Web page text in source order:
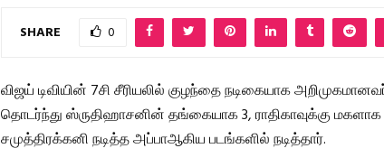
SHARE 0
விஜய் டிவியின் 7சி சீரியலில் குழந்தை நடிகையாக
தொடர்ந்து ஸ்ருதிஹாசனின் தங்கையாக 3, ராதிகாவுக்கு
சமுத்திரக்கனி நடித்த அப்பாஆகிய படங்களில் நடித்தார்.